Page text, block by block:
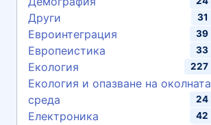
Други 31
Евроинтеграция 39
Европеистика 33
Екология 227
Екология и опазване на околната
среда
24
Електроника 42